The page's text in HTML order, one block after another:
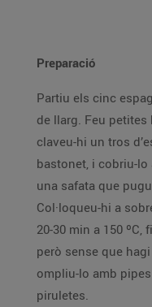
Preparació
Partiu els cinc
de llarg. Feu petites boles de formatge ratllat i
claveu-hi un tros d’espagueti
bastonet, i cobriu-lo
una safata que pugui anar al forn paper sulfurat.
Col·loqueu-hi a sobre les piruletes i coeu-les al
20-30 min a 150 ºC, fins que el
però sense que
ompliu-lo amb
piruletes.